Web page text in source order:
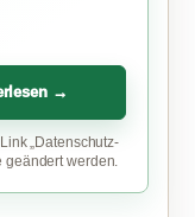
→
„Datenschutz-
werden.